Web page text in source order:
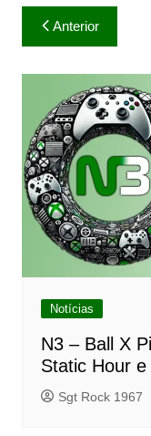
Navegação
de
Post
Anterior
Notícias
N3 – Ball X
Static Hour e
Sgt Rock 1967